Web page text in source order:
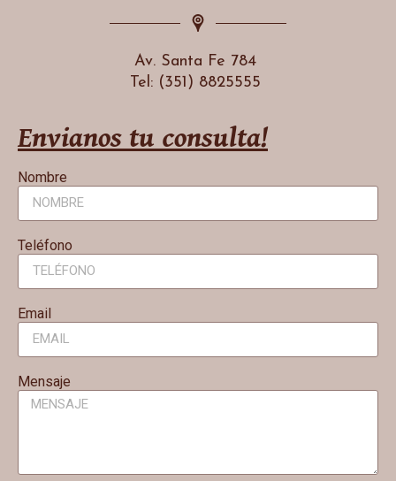
Av. Santa Fe 784
Tel: (351) 8825555
Envianos tu consulta!
Nombre
Teléfono
Email
Mensaje